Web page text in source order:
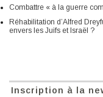
Combattre « à la guerre
Réhabilitation d’Alfred
envers les Juifs et Israël ?
Inscription à la